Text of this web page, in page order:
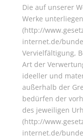
Die auf unserer
Werke
(http://
internet.de/
Vervielfältigung,
Art der
ideeller und
außerhalb der
bedürfen der
des jeweiligen
(http://
internet.de/